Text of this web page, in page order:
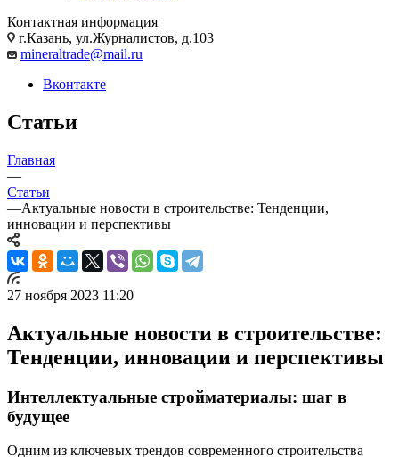
Контактная информация
г.Казань, ул.Журналистов, д.103
mineraltrade@mail.ru
Вконтакте
Статьи
Главная
—
Статьи
—Актуальные новости в строительстве: Тенденции,
инновации и перспективы
27 ноября 2023 11:20
Актуальные новости в строительстве:
Тенденции, инновации и перспективы
Интеллектуальные стройматериалы: шаг в
будущее
Одним из ключевых трендов современного строительства